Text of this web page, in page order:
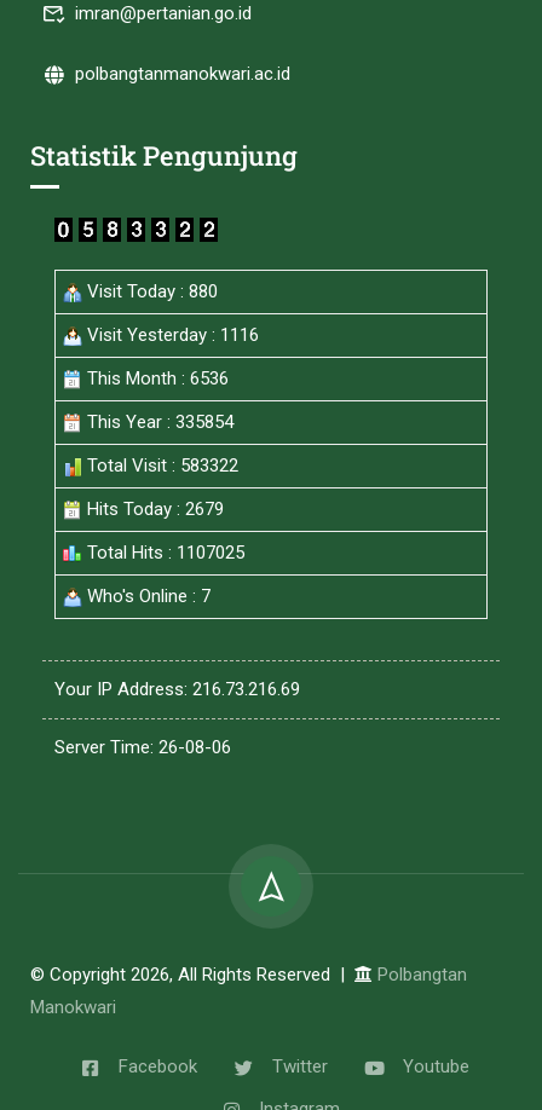
imran@pertanian.go.id
polbangtanmanokwari.ac.id
Statistik Pengunjung
Visit Today : 880
Visit Yesterday : 1116
This Month : 6536
This Year : 335854
Total Visit : 583322
Hits Today : 2679
Total Hits : 1107025
Who's Online : 7
Your IP Address: 216.73.216.69
Server Time: 26-08-06
© Copyright 2026, All Rights Reserved |
Polbangtan
Manokwari
Facebook Twitter
Youtube